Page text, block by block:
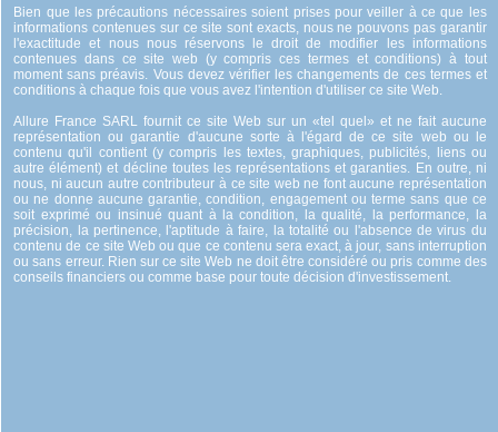
Bien que les précautions nécessaires soient prises pour veiller à ce que les
informations contenues sur ce site sont exacts, nous ne pouvons pas garantir
l'exactitude et nous nous réservons le droit de modifier les informations
contenues dans ce site web (y compris ces termes et conditions) à tout
moment sans préavis. Vous devez vérifier les changements de ces termes et
conditions à chaque fois que vous avez l'intention d'utiliser ce site Web.
Allure France SARL fournit ce site Web sur un «tel quel» et ne fait aucune
représentation ou garantie d'aucune sorte à l'égard de ce site web ou le
contenu qu'il contient (y compris les textes, graphiques, publicités, liens ou
autre élément) et décline toutes les représentations et garanties. En outre, ni
nous, ni aucun autre contributeur à ce site web ne font aucune représentation
ou ne donne aucune garantie, condition, engagement ou terme sans que ce
soit exprimé ou insinué quant à la condition, la qualité, la performance, la
précision, la pertinence, l'aptitude à faire, la totalité ou l'absence de virus du
contenu de ce site Web ou que ce contenu sera exact, à jour, sans interruption
ou sans erreur. Rien sur ce site Web ne doit être considéré ou pris comme des
conseils financiers ou comme base pour toute décision d'investissement.